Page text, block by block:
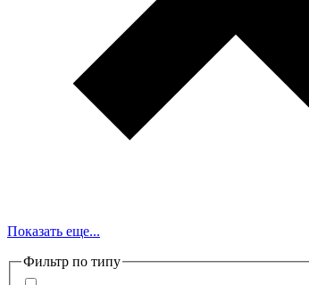
Показать еще...
Фильтр по типу